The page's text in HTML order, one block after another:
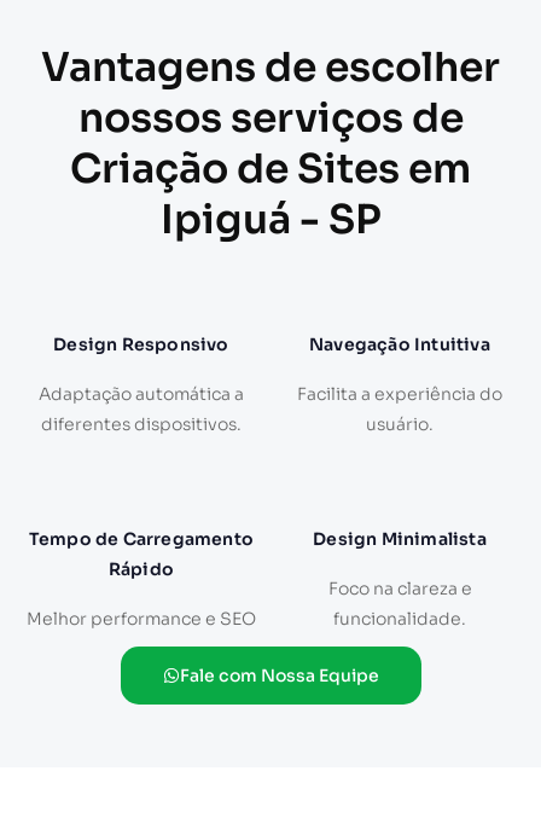
Vantagens de escolher
nossos serviços de
Criação de Sites em
Ipiguá - SP
Design Responsivo
Adaptação automática a
diferentes dispositivos.
Navegação Intuitiva
Facilita a experiência do
usuário.
Tempo de Carregamento
Rápido
Melhor performance e SEO
Design Minimalista
Foco na clareza e
funcionalidade.
Fale com Nossa Equipe